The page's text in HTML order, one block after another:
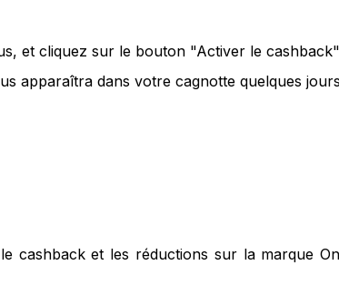
et cliquez sur le bouton "Activer le cashback"
apparaîtra dans votre cagnotte quelques
cashback et les réductions sur la marque